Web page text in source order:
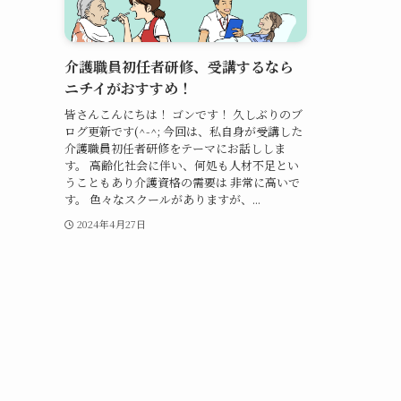
介護職員初任者研修、受講するなら
ニチイがおすすめ！
皆さんこんにちは！ ゴンです！ 久しぶりのブ
ログ更新です(^-^; 今回は、私自身が受講した
介護職員初任者研修をテーマにお話ししま
す。 高齢化社会に伴い、何処も人材不足とい
うこともあり介護資格の需要は 非常に高いで
す。 色々なスクールがありますが、...
2024年4月27日